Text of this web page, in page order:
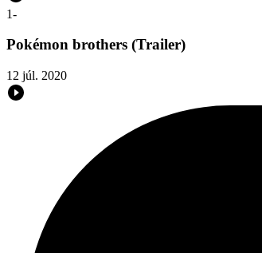
1-
Pokémon brothers (Trailer)
12 júl. 2020